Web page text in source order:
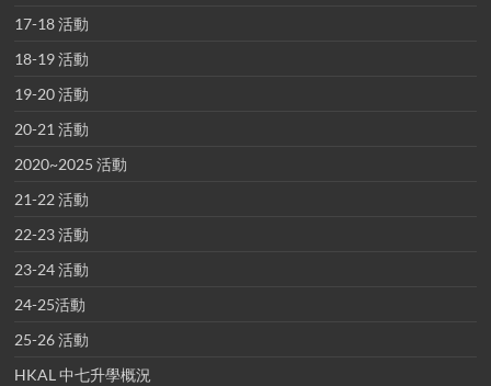
17-18 活動
18-19 活動
19-20 活動
20-21 活動
2020~2025 活動
21-22 活動
22-23 活動
23-24 活動
24-25活動
25-26 活動
HKAL 中七升學概況